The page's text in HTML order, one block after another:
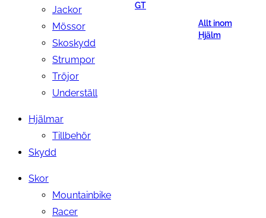
Jackor
Mössor
Skoskydd
Strumpor
Tröjor
Underställ
Hjälmar
Tillbehör
Skydd
Skor
Mountainbike
Racer
GT
Allt inom
Hjälm